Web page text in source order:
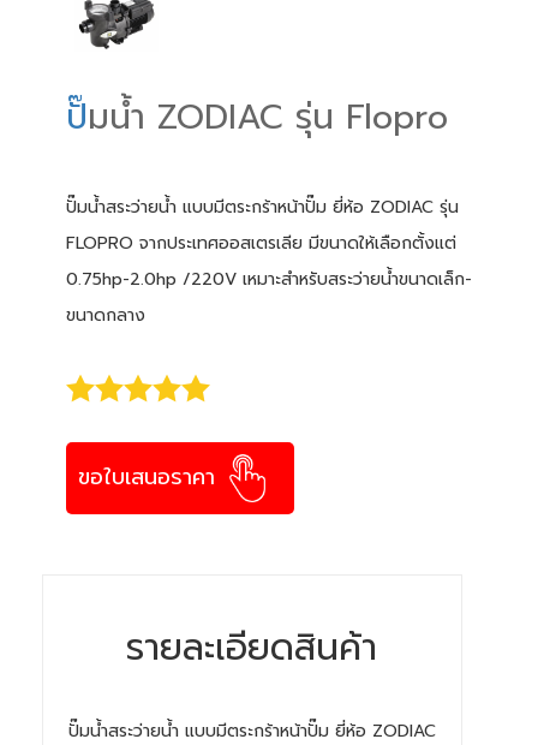
ปั๊มน้ำ ZODIAC รุ่น Flopro
ปั๊มน้ำสระว่ายน้ำ แบบมีตระกร้าหน้าปั๊ม ยี่ห้อ ZODIAC รุ่น
FLOPRO จากประเทศออสเตรเลีย มีขนาดให้เลือกตั้งแต่
0.75hp-2.0hp /220V เหมาะสำหรับสระว่ายน้ำขนาดเล็ก-
ขนาดกลาง
ขอใบเสนอราคา
รายละเอียดสินค้า
ปั๊มน้ำสระว่ายน้ำ แบบมีตระกร้าหน้าปั๊ม ยี่ห้อ ZODIAC